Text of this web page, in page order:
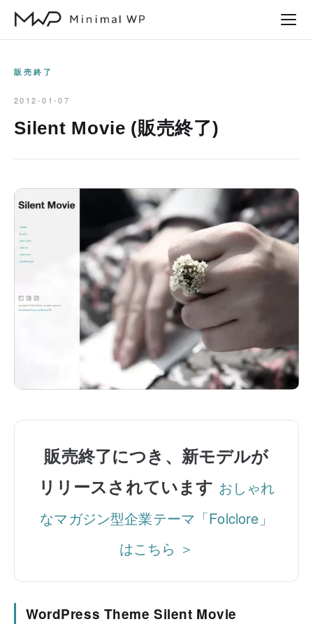
販売終了
2012-01-07
Silent Movie (販売終了)
販売終了につき、新モデルが
リリースされています おしゃれ
なマガジン型企業テーマ「Folclore」
はこちら ＞
WordPress Theme Silent Movie